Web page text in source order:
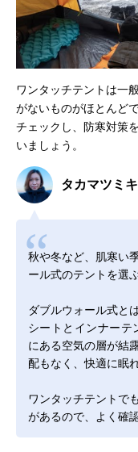
ワンタッチテントは一
がないものがほとんど
チェックし、防寒対策
いましょう。
タカマツミ
秋や冬など、肌寒い
ール式のテントを選
ダブルウォール式と
シートとインナーテ
にある空気の層が結
配もなく、快適に眠
ワンタッチテントで
があるので、よく確